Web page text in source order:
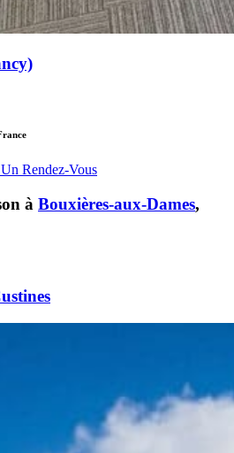
Rendez-Vous
à Bouxières-aux-Dames,